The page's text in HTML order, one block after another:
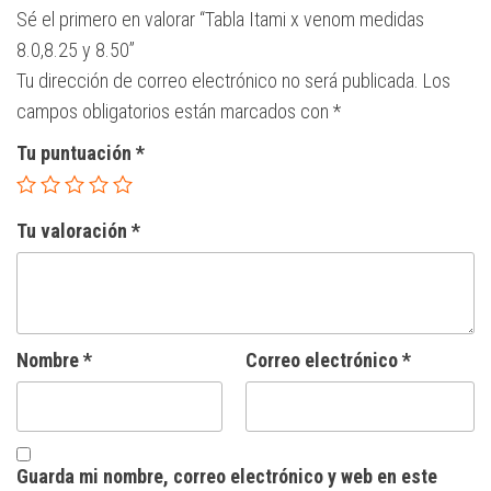
Sé el primero en valorar “Tabla Itami x venom medidas
8.0,8.25 y 8.50”
Tu dirección de correo electrónico no será publicada. Los
campos obligatorios están marcados con *
Tu puntuación *
Tu valoración *
Nombre* Correo electrónico*
Guarda mi nombre, correo electrónico y web en este